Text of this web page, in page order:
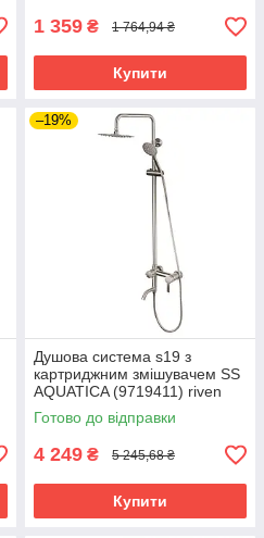
1 359 ₴ 1 764,94 ₴
Купити
–19%
Душова система s19 з
картриджним змішувачем SS
AQUATICA (9719411) riven
Готово до відправки
4 249 ₴ 5 245,68 ₴
Купити